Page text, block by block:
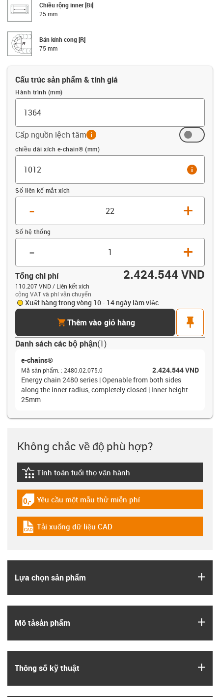
Chiều rộng inner [Bi]
25 mm
Bán kính cong [R]
75 mm
Cấu trúc sản phẩm & tính giá
Hành trình (mm)
Cấp nguồn lệch tâminfo
Offset (mm)
chiều dài xích e-chain® (mm)
info
Số liên kế mắt xích
- +
Số hệ thống
- +
Tổng chi phí 2.424.544 VND
110.207 VND / Liên kết xích
cộng VAT và phí vận chuyển
Xuất hàng trong vòng 10 - 14 ngày làm việc
cartThêm vào giỏ hàng
pin
Danh sách các bộ phận(1)
e-chains®
Mã sản phẩm. : 2480.02.075.0
2.424.544 VND
Energy chain 2480 series | Openable from both sides
along the inner radius, completely closed | Inner height:
25mm
Không chắc về độ phù hợp?
igus-icon-lebensdauerrechner
Tính toán tuổi thọ vận hành
igus-icon-gratismuster
Yêu cầu một mẫu thử miễn phí
igus-icon-cad-dateien
Tải xuống dữ liệu CAD
Lựa chọn sản phẩm
Mô tả­sản phẩm
Thông số kỹ thuật